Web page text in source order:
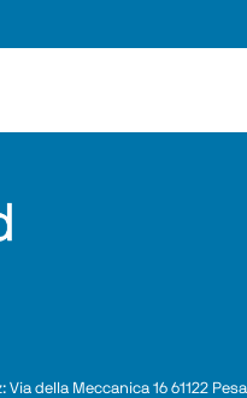
Via della Meccanica 16 61122